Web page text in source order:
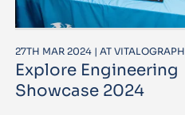
27TH MAR 2024 | AT VITALOGRAPH
Explore Engineering
Showcase 2024